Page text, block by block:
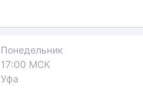
Понедельник
17:00 МСК
Уфа